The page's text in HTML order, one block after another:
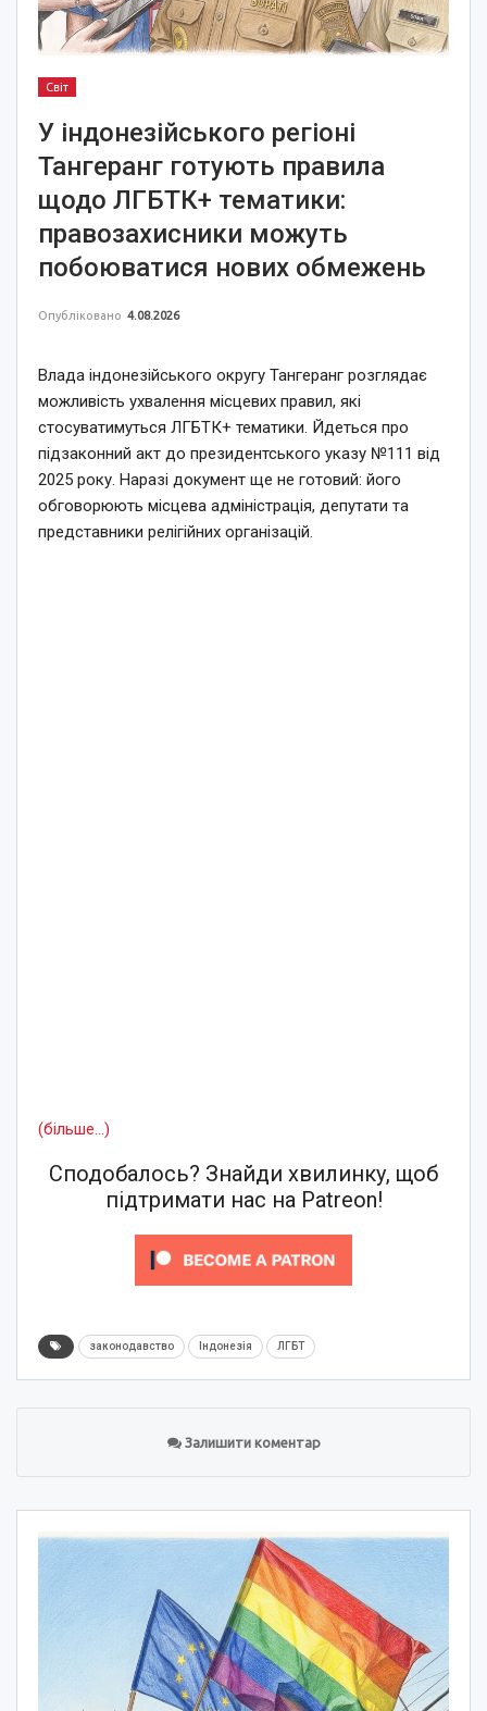
Світ
У індонезійського регіоні
Тангеранг готують правила
щодо ЛГБТК+ тематики:
правозахисники можуть
побоюватися нових обмежень
Опубліковано 4.08.2026
Влада індонезійського округу Тангеранг розглядає
можливість ухвалення місцевих правил, які
стосуватимуться ЛГБТК+ тематики. Йдеться про
підзаконний акт до президентського указу №111 від
2025 року. Наразі документ ще не готовий: його
обговорюють місцева адміністрація, депутати та
представники релігійних організацій.
(більше…)
Сподобалось? Знайди хвилинку, щоб
підтримати нас на Patreon!
законодавство Індонезія ЛГБТ
Залишити коментар